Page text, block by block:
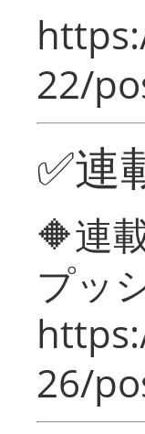
22/
✅連
🔶連
プッ
26/